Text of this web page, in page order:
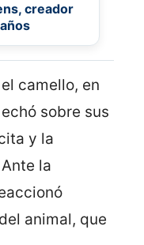
creador
camello, en
sobre sus
y la
la
animal, que